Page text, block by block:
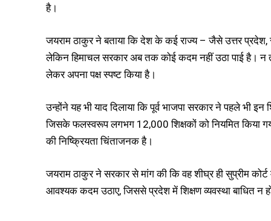
है।
जयराम ठाकुर ने बताया कि देश के कई राज्य – जैसे उत्तर
लेकिन हिमाचल सरकार अब तक कोई कदम नहीं उठा पाई है। न
लेकर अपना पक्ष स्पष्ट किया है।
उन्होंने यह भी याद दिलाया कि पूर्व भाजपा सरकार ने पहले भी
जिसके फलस्वरूप लगभग 12,000 शिक्षकों को नियमित किया
की निष्क्रियता चिंताजनक है।
जयराम ठाकुर ने सरकार से मांग की कि वह शीघ्र ही सुप्रीम
आवश्यक कदम उठाए, जिससे प्रदेश में शिक्षण व्यवस्था बाधित न